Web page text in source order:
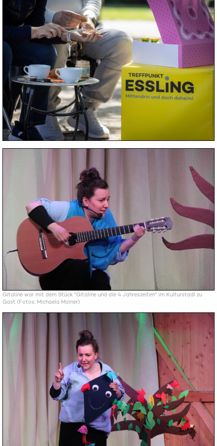
Gitaline war mit dem Stück "Gitaline und die 4 Jahreszeiten" im Kulturstadl zu
Gast (Fotos: Michaela Mainer)